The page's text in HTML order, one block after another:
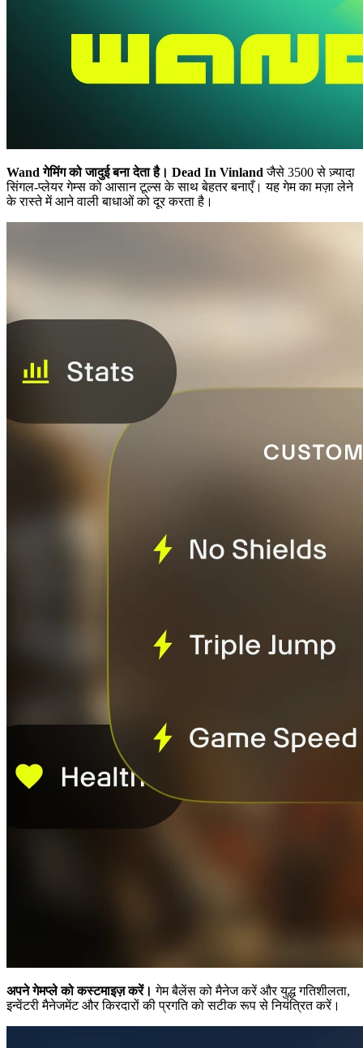
Wand गेमिंग को जादुई बना देता है। Dead In Vinland जैसे 3500 से ज़्यादा
सिंगल-प्लेयर गेम्स को आसान टूल्स के साथ बेहतर बनाएँ। यह गेम का मज़ा लेने
के रास्ते में आने वाली बाधाओं को दूर करता है।
अपने गेमप्ले को कस्टमाइज़ करें। गेम बैलेंस को मैनेज करें और युद्ध गतिशीलता,
इन्वेंटरी मैनेजमेंट और किरदारों की प्रगति को सटीक रूप से नियंत्रित करें।